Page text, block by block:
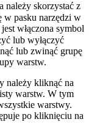
należy skorzystać z
w pasku narzędzi w
włączona symbol
lub wyłączyć
lub zwinąć grupę
warstw.
należy kliknąć na
warstw. W tym
warstwy.
po kliknięciu na